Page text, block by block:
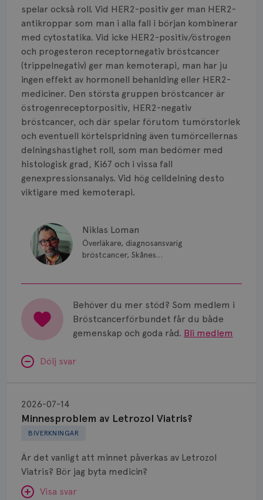
spelar också roll. Vid HER2-positiv ger man HER2-
antikroppar som man i alla fall i början kombinerar
med cytostatika. Vid icke HER2-positiv/östrogen
och progesteron receptornegativ bröstcancer
(trippelnegativ) ger man kemoterapi, man har ju
ingen effekt av hormonell behanlding eller HER2-
mediciner. Den största gruppen bröstcancer är
östrogenreceptorpositiv, HER2-negativ
bröstcancer, och där spelar förutom tumörstorlek
och eventuell körtelspridning även tumörcellernas
delningshastighet roll, som man bedömer med
histologisk grad, Ki67 och i vissa fall
genexpressionsanalys. Vid hög celldelning desto
viktigare med kemoterapi.
Niklas Loman
Överläkare, diagnosansvarig
bröstcancer, Skånes
Behöver du mer stöd? Som medlem i
Bröstcancerförbundet får du både
gemenskap och goda råd. Bli medlem
Dölj svar
BIVERKNINGAR
Minnesproblem av Letrozol Viatris?
2026-07-14
Är det vanligt att minnet påverkas av Letrozol
Viatris? Bör jag byta medicin?
Visa svar
Letrozol
Viatris?
Risker
Spridd bröstcancer
Strålning
Vätska